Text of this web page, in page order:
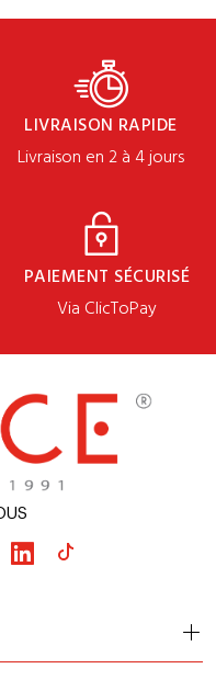
LIVRAISON RAPIDE
Livraison en 2 à 4 jours
PAIEMENT SÉCURISÉ
Via ClicToPay